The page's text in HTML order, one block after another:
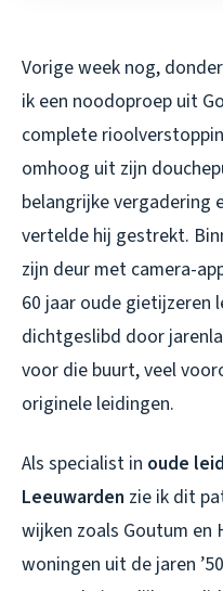
Vorige week nog,
ik een noodoproep uit
complete
omhoog uit zijn
belangrijke vergadering
vertelde hij gestrekt.
zijn deur met camera-
60 jaar oude gietijzeren
dichtgeslibd door
voor die buurt, veel
originele leidingen.
Als specialist in oude
Leeuwarden zie ik dit
wijken zoals Goutum en
woningen uit de jaren